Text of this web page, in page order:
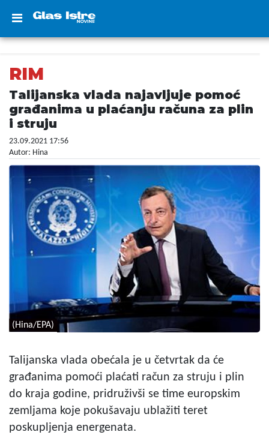
RIM
Talijanska vlada najavljuje pomoć
građanima u plaćanju računa za plin
i struju
23.09.2021 17:56
Autor: Hina
(Hina/EPA)
Talijanska vlada obećala je u četvrtak da će
građanima pomoći plaćati račun za struju i plin
do kraja godine, pridruživši se time europskim
zemljama koje pokušavaju ublažiti teret
poskupljenja energenata.